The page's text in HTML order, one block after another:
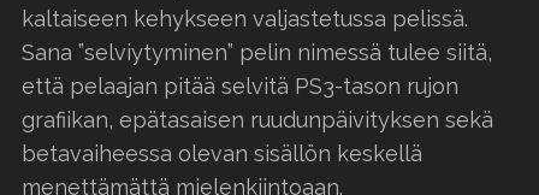
kaltaiseen kehykseen valjastetussa pelissä.
Sana ”selviytyminen” pelin nimessä tulee siitä,
että pelaajan pitää selvitä PS3-tason rujon
grafiikan, epätasaisen ruudunpäivityksen sekä
betavaiheessa olevan sisällön keskellä
menettämättä mielenkiintoaan.